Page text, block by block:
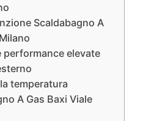
Scaldabagno A
performance elevate
temperatura
A Gas Baxi Viale